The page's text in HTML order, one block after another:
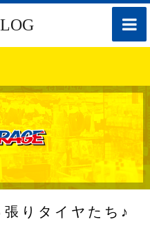
toggle
りタイヤたち♪